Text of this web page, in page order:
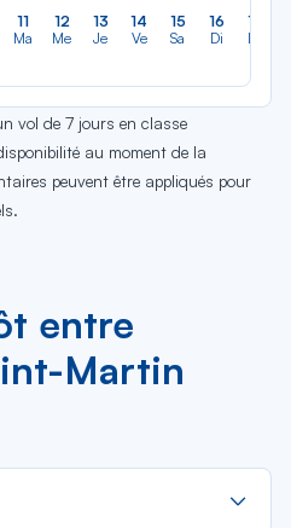
11
Ma
12
Me
13
Je
14
Ve
15
Sa
16
Di
17
Lu
vol de 7 jours en classe
au moment de la
peuvent être appliqués pour
entre
Martin